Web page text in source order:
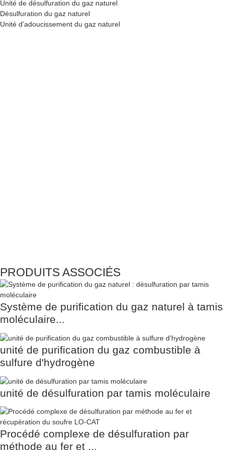
Unité de désulfuration du gaz naturel
Désulfuration du gaz naturel
Unité d'adoucissement du gaz naturel
PRODUITS ASSOCIÉS
Système de purification du gaz naturel à tamis
moléculaire...
unité de purification du gaz combustible à
sulfure d'hydrogène
unité de désulfuration par tamis moléculaire
Procédé complexe de désulfuration par
méthode au fer et ...